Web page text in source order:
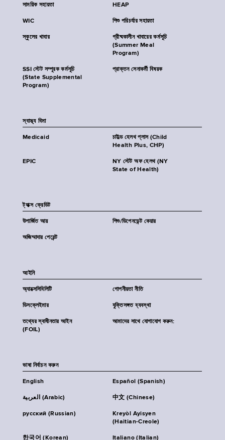
সাময়িক সহায়তা HEAP
WIC শিশু পরিচর্যার সহায়তা
স্কুলের খাবার
গ্রীষ্মকালীন খাবারের কর্মসূচি
(Summer Meal
Program)
SSI স্টেট সম্পূরক কর্মসূচি
(State Supplemental
Program)
প্রাক্তন সেনাকর্মী বিষয়ক
স্বাস্থ্য বিমা
Medicaid
চাইল্ড হেলথ প্লাস (Child
Health Plus, CHP)
EPIC
NY স্টেট অফ হেলথ (NY
State of Health)
ট্যাক্স ক্রেডিট
উপার্জিত আয় শিশু/ডিপেনডেন্ট কেয়ার
অজিম্মাদার পেরেন্ট
আইনি
অ্যাক্সেসিবিলিটি গোপনীয়তা নীতি
ডিসক্লেইমার যুক্তিসঙ্গত ব্যবস্থা
তথ্যের স্বাধীনতার আইন
(FOIL)
আমাদের সাথে যোগাযোগ করুন:
ভাষা নির্বাচন করুন
English Español (Spanish)
العربية (Arabic) 中文 (Chinese)
русский (Russian)
Kreyòl Ayisyen
(Haitian-Creole)
한국어 (Korean) Italiano (Italian)